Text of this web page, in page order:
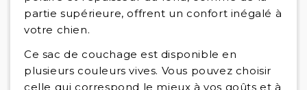
partie supérieure, offrent un confort inégalé à
votre chien.
Ce sac de couchage est disponible en
plusieurs couleurs vives. Vous pouvez choisir
celle qui correspond le mieux à vos goûts et à